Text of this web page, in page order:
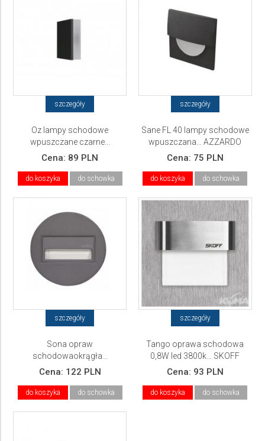
szczegóły
Oz lampy schodowe
wpuszczane czarne...
AZZARDO
Cena: 89 PLN
do koszyka do schowka
szczegóły
Sane FL 40 lampy schodowe
wpuszczana... AZZARDO
Cena: 75 PLN
do koszyka do schowka
szczegóły
Sona opraw
schodowaokrągła...
Cena: 122 PLN
do koszyka do schowka
szczegóły
Tango oprawa schodowa
0,8W led 3800k... SKOFF
Cena: 93 PLN
do koszyka do schowka